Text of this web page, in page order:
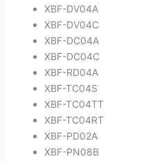
XBF-DV04A
XBF-DV04C
XBF-DC04A
XBF-DC04C
XBF-RD04A
XBF-TC04S
XBF-TC04TT
XBF-TC04RT
XBF-PD02A
XBF-PN08B